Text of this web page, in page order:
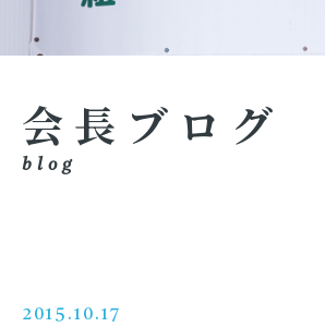
会長ブログ
blog
2015.10.17